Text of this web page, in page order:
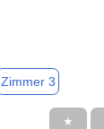
Zimmer 3
★